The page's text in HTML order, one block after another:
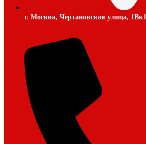
г. Москва, Чертановская улица, 1Вк1